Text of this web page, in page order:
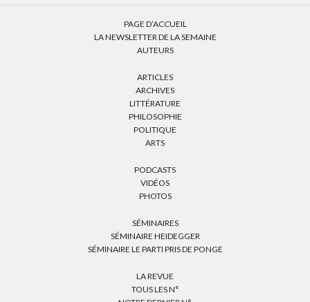
PAGE D’ACCUEIL
LA NEWSLETTER DE LA SEMAINE
AUTEURS
ARTICLES
ARCHIVES
LITTÉRATURE
PHILOSOPHIE
POLITIQUE
ARTS
PODCASTS
VIDÉOS
PHOTOS
SÉMINAIRES
SÉMINAIRE HEIDEGGER
SÉMINAIRE LE PARTI PRIS DE PONGE
LA REVUE
TOUS LES N°